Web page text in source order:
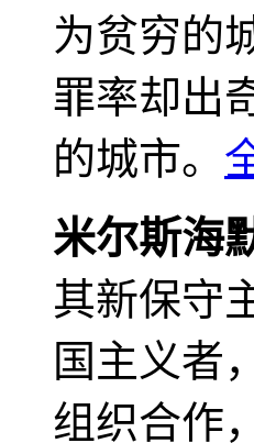
为贫穷的
罪率却出
的城市。
米尔斯海
其新保守
国主义者
组织合作